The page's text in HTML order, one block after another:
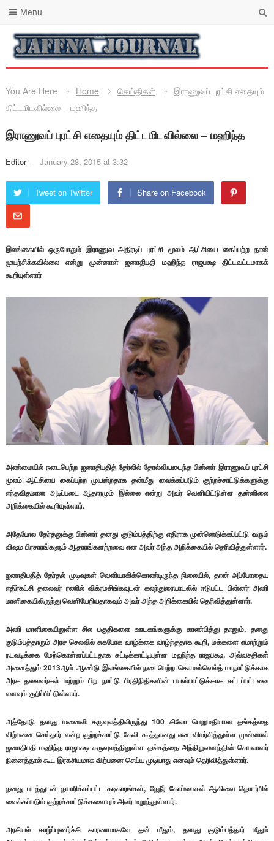
Menu
You Are Here Home செய்திகள்
இராணுவப் புரட்சி எதையும்
திட்டமிடவில்லை – மஹிந்த
இராணுவப் புரட்சி எதையும் திட்டமிடவில்லை – மஹிந்த
Editor - January 28, 2015 at 3:32
Tweet on Twitter Share on Facebook
இலங்கையில் ஒருபோதும் இராணுவ அதிரடிப் புரட்சி மூலம் ஆட்சியை கைப்பற்ற தான்
முயற்சிக்கவில்லை என்று முன்னாள் ஜனாதிபதி மஹிந்த ராஜபக்ஷ திட்டவட்டமாகக்
கூறியுள்ளார்
அண்மையில் நடைபெற்ற ஜனாதிபதித் தேர்லில் தோல்வியடைந்த பின்னர் இராணுவப் புரட்சி
மூலம் ஆட்சியை கைப்பற்ற முயன்றதாக தன்மீது வைக்கப்படும் குற்றச்சாட்டுக்களுக்கு
எந்தவிதமான அடிப்படை ஆதாரமும் இல்லை என்று அவர் வெளியிட்டுள்ள தன்னிலை
அறிக்கையில் கூறியுள்ளார்.
அதேபோல தேர்தலுக்கு பின்னர் தனது குடும்பத்திற்கு எதிராக முன்னெடுக்கப்பட்டு வரும்
விஷம பிரசாரங்களும் ஆதாரங்களற்றவை என அவர் அந்த அறிக்கையில் தெரிவித்துள்ளார்.
ஜனாதிபதித் தேர்தல் முடிவுகள் வெளியாகிக்கொண்டிருந்த நிலையில், தான் அப்போதைய
எதிர்கட்சி தலைவர் ரணில் விக்ரமசிங்கவுடன் கலந்துரையாடலில் ஈடுபட்ட பின்னர் அலரி
மாளிகையிலிருந்து வெளியேறியதாகவும் அவர் அந்த அறிக்கையில் தெரிவித்துள்ளார்.
அலரி மாளிகையிலுள்ள சில பகுதிகளை ஊடகங்களுக்கு காண்பித்து தானும், தனது
குடும்பத்தாரும் அரச செலவில் சுகபோக வாழ்க்கை வாழ்ந்ததாக கூறி, மக்களை ஏமாற்றும்
நடவடிக்கை மேற்கொள்ளப்பட்டதாக சுட்டிக்காட்டியுள்ள மஹிந்த ராஜபக்ஷ, அவ்வசதிகள்
அனைத்தும் 2013ஆம் ஆண்டு இலங்கையில் நடைபெற்ற கொமன்வெல்த் மாநாட்டுக்காக
அரச தலைவர்கள் மற்றும் பிற நாட்டு பிரதிநிதிகளின் பயன்பாட்டுக்காக கட்டப்பட்டவை
எனவும் குறிப்பிட்டுள்ளார்.
அத்தோடு தனது மனைவி கருவுலத்திலிருந்து 100 கிலோ பெறுமதியான தங்கத்தை
விற்பனை செய்தார் என்ற குற்றச்சாட்டு கேலி கூத்தானது என விமர்சித்துள்ள முன்னாள்
ஜனாதிபதி மஹிந்த ராஜபக்ஷ கருவுலத்திலுள்ள தங்கத்தை அந்நிறுவனத்தின் செயலாளர்
நினைத்தால் கூட இரகசியமாக விற்பனை செய்ய முடியாது எனவும் தெரிவித்துள்ளார்.
தனது படத்துடன் தயாரிக்கப்பட்ட கடிகாரங்கள், தேநீர் கோப்பைகள் ஆகிவை தொடர்பில்
வைக்கப்படும் குற்றச்சாட்டுக்களையும் அவர் மறுத்துள்ளார்.
அரசியல் காழ்ப்புணர்ச்சி காரணமாகவே தன் மீதும், தனது குடும்பத்தார் மீதும்